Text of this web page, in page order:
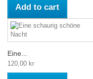
Add to cart
Eine...
120,00 kr